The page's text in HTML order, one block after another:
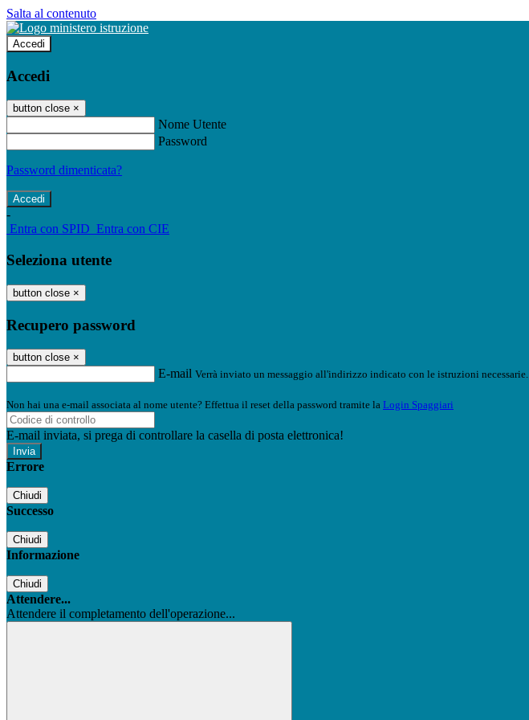
Salta al contenuto
Accedi
Accedi
button close ×
Nome Utente
Password
Password dimenticata?
-
Entra con SPID Entra con CIE
Seleziona utente
button close ×
Recupero password
button close ×
E-mail Verrà inviato un messaggio all'indirizzo indicato con le istruzioni necessarie.
Non hai una e-mail associata al nome utente? Effettua il reset della password tramite la Login Spaggiari
E-mail inviata, si prega di controllare la casella di posta elettronica!
Errore
Chiudi
Successo
Chiudi
Informazione
Chiudi
Attendere...
Attendere il completamento dell'operazione...